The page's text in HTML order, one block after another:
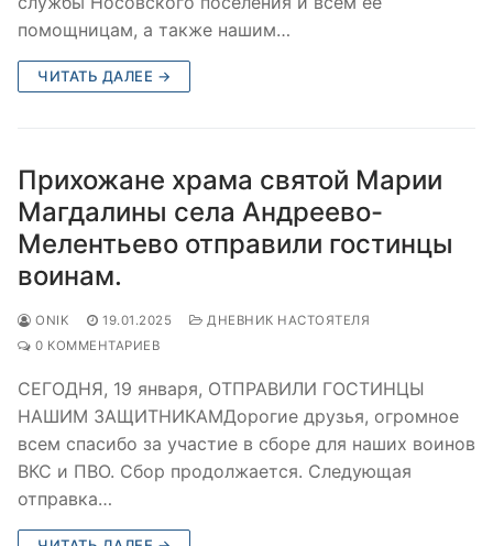
помощницам, а также нашим…
ЧИТАТЬ ДАЛЕЕ →
Прихожане храма святой Марии
Магдалины села Андреево-
Мелентьево отправили гостинцы
воинам.
ONIK 19.01.2025
ДНЕВНИК НАСТОЯТЕЛЯ
0 КОММЕНТАРИЕВ
СЕГОДНЯ, 19 января, ОТПРАВИЛИ ГОСТИНЦЫ
НАШИМ ЗАЩИТНИКАМДорогие друзья, огромное
всем спасибо за участие в сборе для наших воинов
ВКС и ПВО. Сбор продолжается. Следующая
отправка…